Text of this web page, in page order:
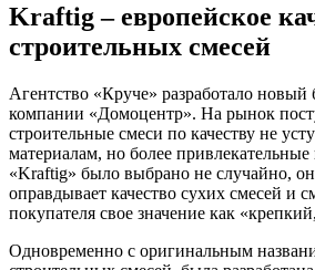
Kraftig – европейское
строительных смесей
Агентство «Круче» разработало
компании «Домоцентр». На рынок
строительные смеси по качеству не
материалам, но более
«Kraftig» было выбрано не случайно,
оправдывает качество сухих смесей и
покупателя свое значение как
Одновременно с оригинальным